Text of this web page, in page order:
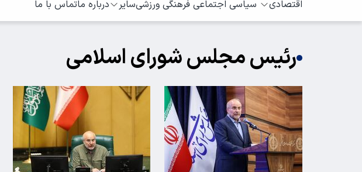
اقتصادی سیاسی اجتماعی فرهنگی ورزشیسایر درباره ماتماس با ما
رئیس مجلس شورای اسلامی